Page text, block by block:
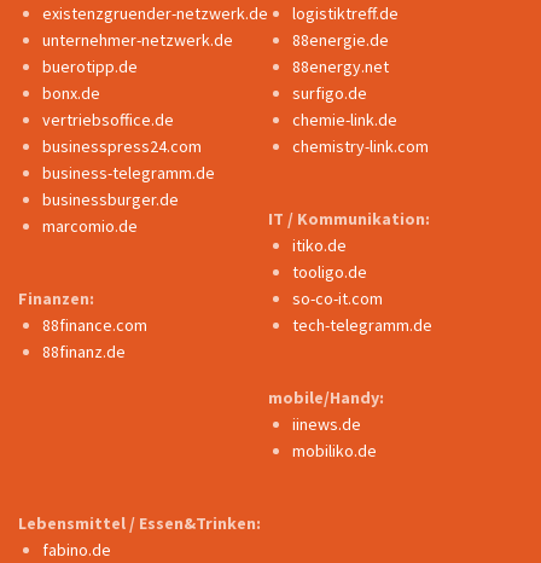
existenzgruender-netzwerk.de
unternehmer-netzwerk.de
buerotipp.de
bonx.de
vertriebsoffice.de
businesspress24.com
business-telegramm.de
businessburger.de
marcomio.de
Finanzen:
88finance.com
88finanz.de
logistiktreff.de
88energie.de
88energy.net
surfigo.de
chemie-link.de
chemistry-link.com
IT / Kommunikation:
itiko.de
tooligo.de
so-co-it.com
tech-telegramm.de
mobile/Handy:
iinews.de
mobiliko.de
Lebensmittel / Essen&Trinken:
fabino.de